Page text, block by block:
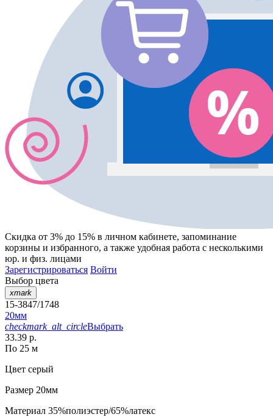
Скидка от 3% до 15% в личном кабинете, запоминание
корзины и избранного, а также удобная работа с несколькими
юр. и физ. лицами
Зарегистрироваться Войти
Выбор цвета
xmark
15-3847/1748
20мм
checkmark_alt_circleВыбрать
33.39 р.
По 25 м
Цвет серый
Размер 20мм
Материал 35%полиэстер/65%латекс